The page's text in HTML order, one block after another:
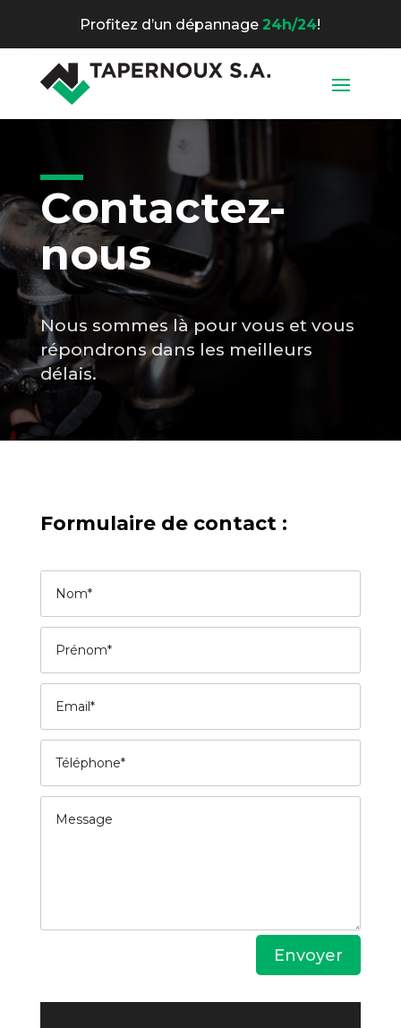
Profitez d’un dépannage 24h/24!
Contactez-
nous
Nous sommes là pour vous et vous
répondrons dans les meilleurs
délais.
Formulaire de contact :
Envoyer